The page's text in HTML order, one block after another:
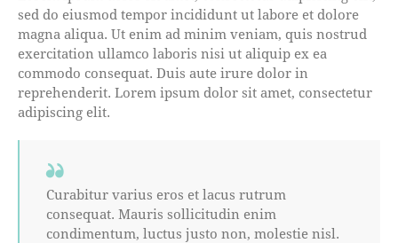
sed do eiusmod tempor incididunt ut labore et dolore
magna aliqua. Ut enim ad minim veniam, quis nostrud
exercitation ullamco laboris nisi ut aliquip ex ea
commodo consequat. Duis aute irure dolor in
reprehenderit. Lorem ipsum dolor sit amet, consectetur
adipiscing elit.
Curabitur varius eros et lacus rutrum
consequat. Mauris sollicitudin enim
condimentum, luctus justo non, molestie nisl.